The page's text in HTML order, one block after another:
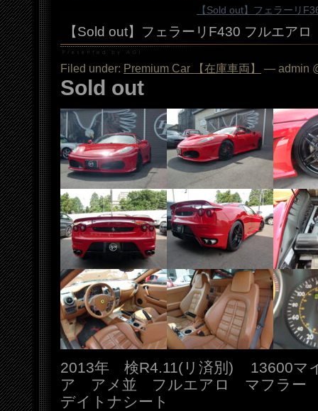
【Sold out】フェラーリ
【Sold out】フェラーリF430 フルエアロ
Filed under: Premium Car 【在庫車両】 — admin
Sold out
2013年 検R4.11(リ済別) 13600マ
ア アメ並 フルエアロ マフラー
デイトナシート